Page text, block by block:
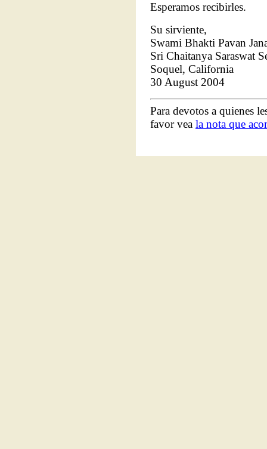
Esperamos recibirles.
Su sirviente,
Swami Bhakti Pavan
Sri Chaitanya Saraswat
Soquel, California
30 August 2004
Para devotos a quienes
favor vea la nota que